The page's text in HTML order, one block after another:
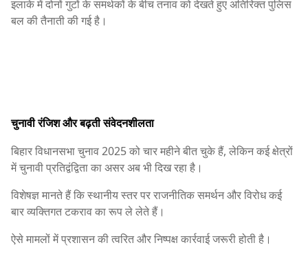
इलाके में दोनों गुटों के समर्थकों के बीच तनाव को देखते हुए अतिरिक्त पुलिस
बल की तैनाती की गई है।
चुनावी रंजिश और बढ़ती संवेदनशीलता
बिहार विधानसभा चुनाव 2025 को चार महीने बीत चुके हैं, लेकिन कई क्षेत्रों
में चुनावी प्रतिद्वंद्विता का असर अब भी दिख रहा है।
विशेषज्ञ मानते हैं कि स्थानीय स्तर पर राजनीतिक समर्थन और विरोध कई
बार व्यक्तिगत टकराव का रूप ले लेते हैं।
ऐसे मामलों में प्रशासन की त्वरित और निष्पक्ष कार्रवाई जरूरी होती है।